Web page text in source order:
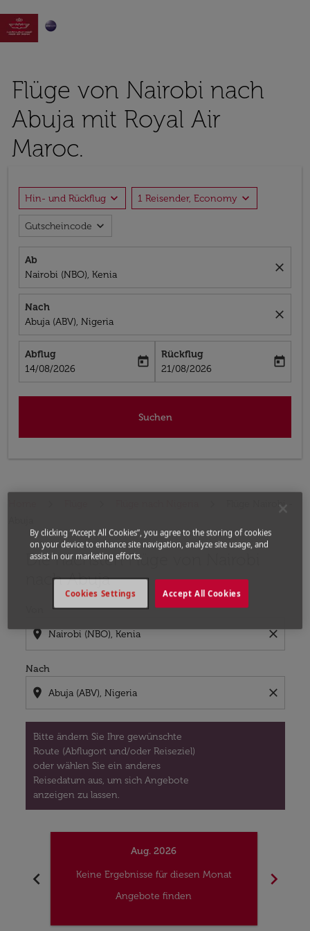

Flüge von Nairobi nach
Abuja mit Royal Air
Maroc.
Hin- und Rückflug expand_more 1 Reisender, Economy expand_more
Gutscheincode expand_more
Ab
Nairobi (NBO), Kenia
close
Nach
Abuja (ABV), Nigeria
close
Abflug
fc-booking-departure-date-aria-label
14/08/2026
today
Rückflug
fc-booking-return-date-aria-label
21/08/2026
today
Suchen
Flüge Nairobi -
Die nächsten Flüge von Nairobi
nach Abuja
location_on close
Nach
location_on close
Bitte ändern Sie Ihre gewünschte
Route (Abflugort und/oder Reiseziel)
oder wählen Sie ein anderes
Reisedatum aus, um sich Angebote
anzeigen zu lassen.
Bitte ändern Sie Ihre gewünschte Route (Abflugort
chevron_left
Aug. 2026
Keine Ergebnisse für diesen Monat
Angebote finden
chevron_right
By clicking “Accept All Cookies”, you agree to the storing of cookies
on your device to enhance site navigation, analyze site usage, and
assist in our marketing efforts.
Accept All Cookies
Cookies Settings